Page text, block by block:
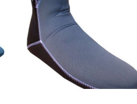
202P – chaussette 4.5 mm sans
26 70€